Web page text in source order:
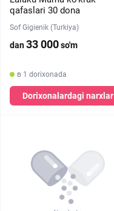
qafaslari 30 dona
Sof Gigienik (Turkiya)
dan33 000so'm
в 1 dorixonada
Dorixonalardagi narxlar